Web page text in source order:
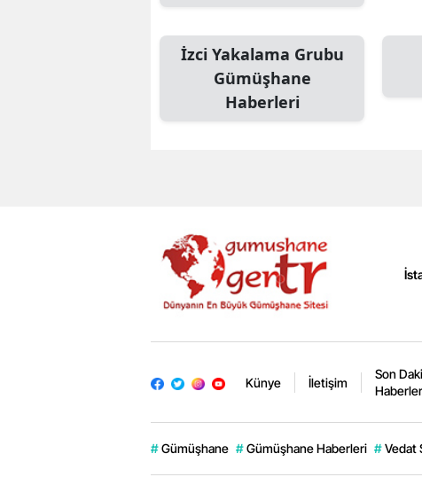
İzci Yakalama Grubu
Gümüşhane
Haberleri
Künye İletişim
Son
# Gümüşhane # Gümüşhane Haberleri # Vedat